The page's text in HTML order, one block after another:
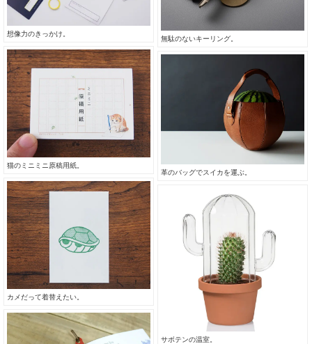
想像力のきっかけ。
無駄のないキーリング。
猫のミニミニ原稿用紙。
革のバッグでスイカを運ぶ。
カメだって着替えたい。
サボテンの温室。